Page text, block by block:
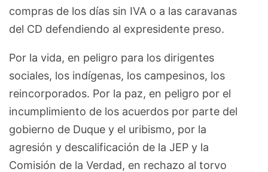
compras de los días sin IVA o a las caravanas
del CD defendiendo al expresidente preso.
Por la vida, en peligro para los dirigentes
sociales, los indígenas, los campesinos, los
reincorporados. Por la paz, en peligro por el
incumplimiento de los acuerdos por parte del
gobierno de Duque y el uribismo, por la
agresión y descalificación de la JEP y la
Comisión de la Verdad, en rechazo al torvo